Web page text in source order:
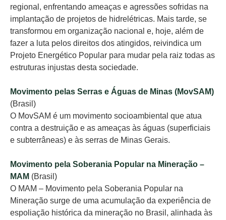
regional, enfrentando ameaças e agressões sofridas na
implantação de projetos de hidrelétricas. Mais tarde, se
transformou em organização nacional e, hoje, além de
fazer a luta pelos direitos dos atingidos, reivindica um
Projeto Energético Popular para mudar pela raiz todas as
estruturas injustas desta sociedade.
Movimento pelas Serras e Águas de Minas (MovSAM)
(Brasil)
O MovSAM é um movimento socioambiental que atua
contra a destruição e as ameaças às águas (superficiais
e subterrâneas) e às serras de Minas Gerais.
Movimento pela Soberania Popular na Mineração –
MAM (Brasil)
O MAM – Movimento pela Soberania Popular na
Mineração surge de uma acumulação da experiência de
espoliação histórica da mineração no Brasil, alinhada às